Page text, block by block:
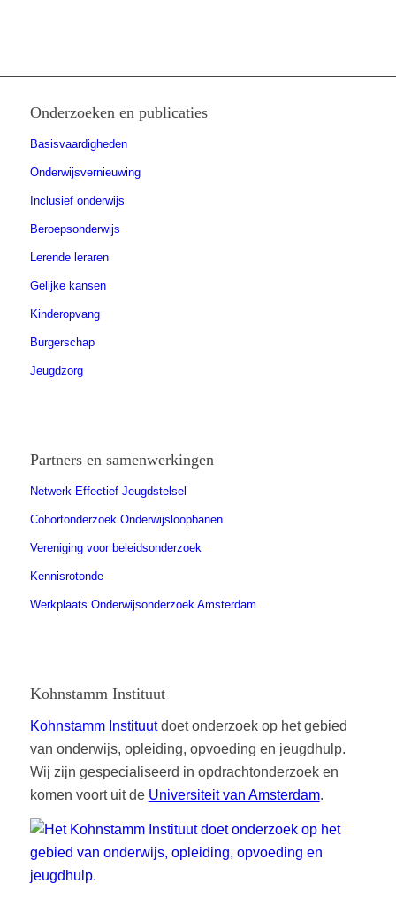
Onderzoeken en publicaties
Basisvaardigheden
Onderwijsvernieuwing
Inclusief onderwijs
Beroepsonderwijs
Lerende leraren
Gelijke kansen
Kinderopvang
Burgerschap
Jeugdzorg
Partners en samenwerkingen
Netwerk Effectief Jeugdstelsel
Cohortonderzoek Onderwijsloopbanen
Vereniging voor beleidsonderzoek
Kennisrotonde
Werkplaats Onderwijsonderzoek Amsterdam
Kohnstamm Instituut
Kohnstamm Instituutdoet onderzoek op het gebied
van onderwijs, opleiding, opvoeding en jeugdhulp.
Wij zijn gespecialiseerd in opdrachtonderzoek en
komen voort uit de Universiteit van Amsterdam.